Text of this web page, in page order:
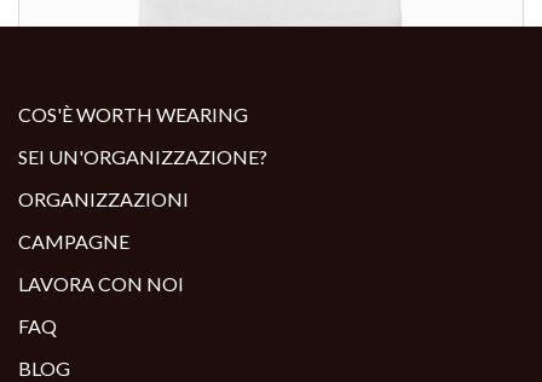
COS'È WORTH WEARING
SEI UN'ORGANIZZAZIONE?
ORGANIZZAZIONI
CAMPAGNE
LAVORA CON NOI
FAQ
BLOG